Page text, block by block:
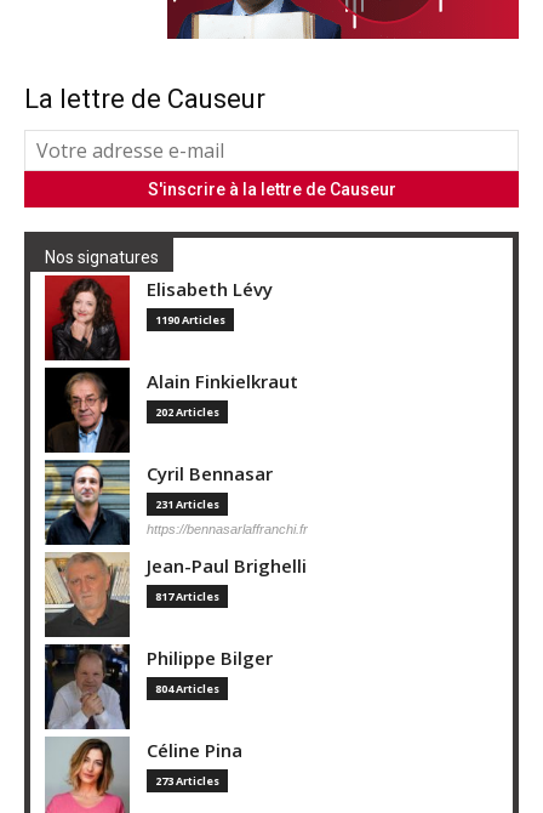
La lettre de Causeur
Nos signatures
Elisabeth Lévy
1190 Articles
Alain Finkielkraut
202 Articles
Cyril Bennasar
231 Articles
https://bennasarlaffranchi.fr
Jean-Paul Brighelli
817 Articles
Philippe Bilger
804 Articles
Céline Pina
273 Articles